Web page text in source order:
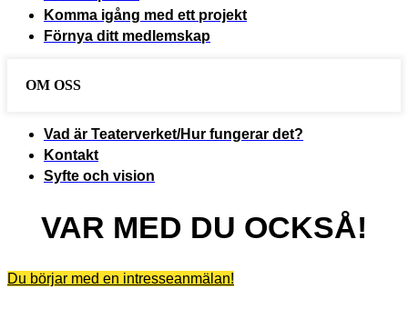
Komma igång med ett projekt
Förnya ditt medlemskap
OM OSS
Vad är Teaterverket/Hur fungerar det?
Kontakt
Syfte och vision
VAR MED DU OCKSÅ!
Du börjar med en intresseanmälan!